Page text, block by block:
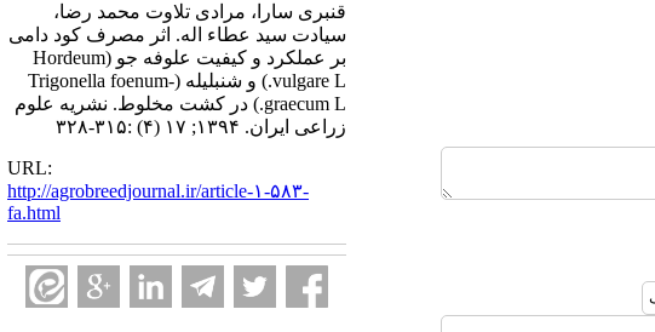
قنبری سارا، مرادی تلاوت محمد رضا،
سیادت سید عطاء اله. اثر مصرف کود دامی
بر عملکرد و کیفیت علوفه جو (Hordeum
vulgare L.) و شنبلیله (Trigonella foenum-
graecum L.) در کشت مخلوط. نشریه علوم
زراعی ایران. ۱۳۹۴; ۱۷ (۴) :۳۱۵-۳۲۸
URL:
http://agrobreedjournal.ir/article-۱-۵۸۳-
fa.html